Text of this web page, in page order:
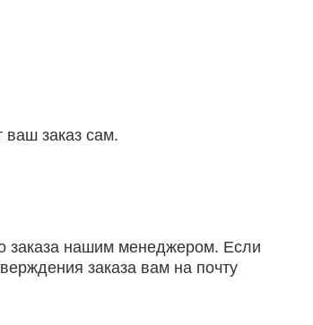
ваш заказ сам.
заказа нашим менеджером. Если
заказа вам на почту